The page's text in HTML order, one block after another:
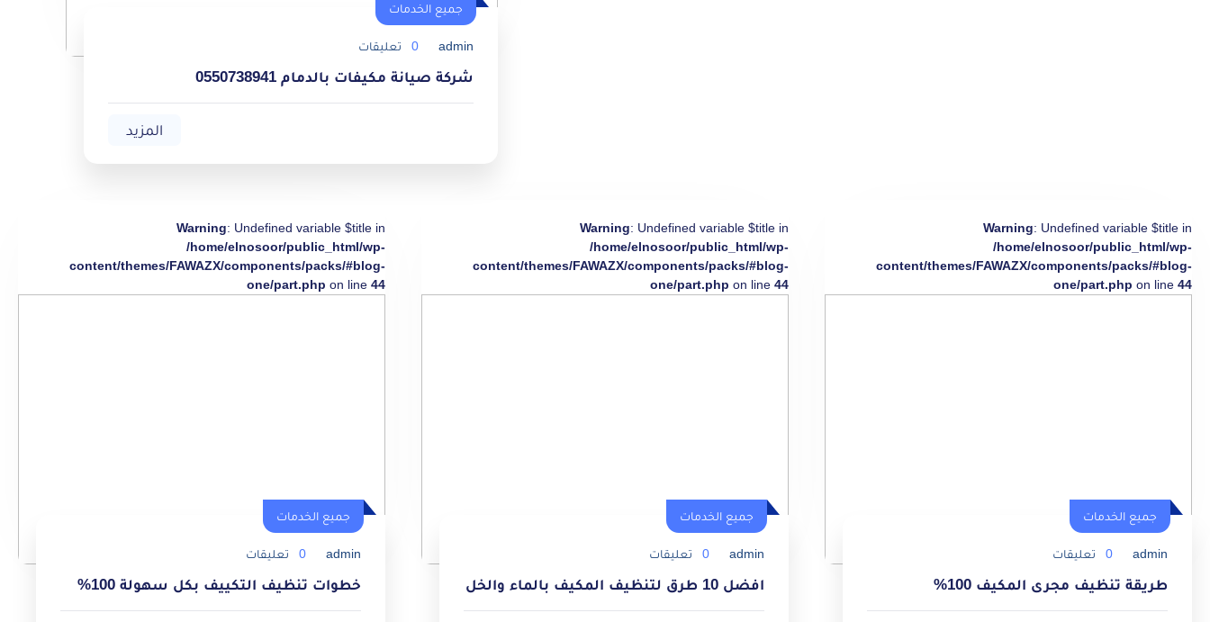
جميع الخدمات
admin
0 تعليقات
شركة صيانة مكيفات بالدمام 0550738941
المزيد
Warning: Undefined variable $title in
/home/elnosoor/public_html/wp-
content/themes/FAWAZX/components/packs/#blog-
one/part.php on line 44
جميع الخدمات
admin
0 تعليقات
طريقة تنظيف مجرى المكيف 100%
Warning: Undefined variable $title in
/home/elnosoor/public_html/wp-
content/themes/FAWAZX/components/packs/#blog-
one/part.php on line 44
جميع الخدمات
admin
0 تعليقات
افضل 10 طرق لتنظيف المكيف بالماء والخل
Warning: Undefined variable $title in
/home/elnosoor/public_html/wp-
content/themes/FAWAZX/components/packs/#blog-
one/part.php on line 44
جميع الخدمات
admin
0 تعليقات
خطوات تنظيف التكييف بكل سهولة 100%